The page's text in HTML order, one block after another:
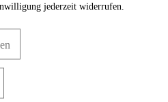
jederzeit widerrufen.